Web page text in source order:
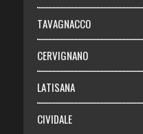
Chi siamo
Abbonati
Login
TAVAGNACCO
CERVIGNANO
LATISANA
CIVIDALE